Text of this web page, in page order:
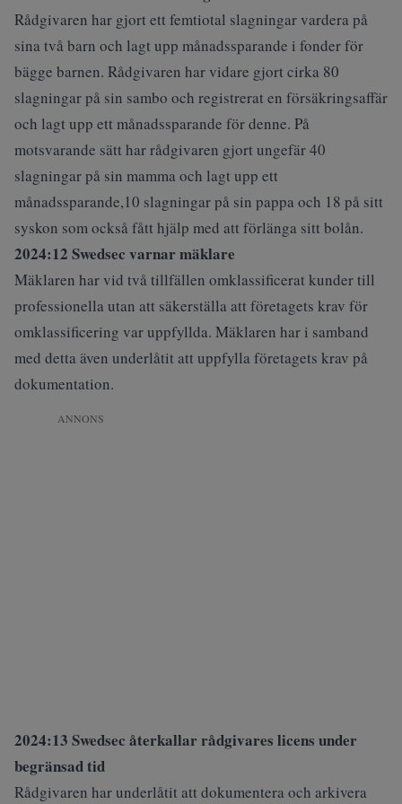
Rådgivaren har gjort ett femtiotal slagningar vardera på
sina två barn och lagt upp månadssparande i fonder för
bägge barnen. Rådgivaren har vidare gjort cirka 80
slagningar på sin sambo och registrerat en försäkringsaffär
och lagt upp ett månadssparande för denne. På
motsvarande sätt har rådgivaren gjort ungefär 40
slagningar på sin mamma och lagt upp ett
månadssparande,10 slagningar på sin pappa och 18 på sitt
syskon som också fått hjälp med att förlänga sitt bolån.
2024:12 Swedsec varnar mäklare
Mäklaren har vid två tillfällen omklassificerat kunder till
professionella utan att säkerställa att företagets krav för
omklassificering var uppfyllda. Mäklaren har i samband
med detta även underlåtit att uppfylla företagets krav på
dokumentation.
ANNONS
2024:13 Swedsec återkallar rådgivares licens under
begränsad tid
Rådgivaren har underlåtit att dokumentera och arkivera